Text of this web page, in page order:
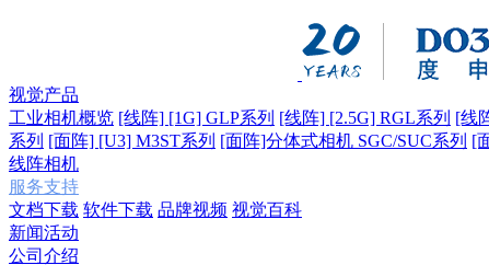
视觉产品
工业相机概览 [线阵] [1G] GLP系列 [线阵] [2.5G] RGL系列 [线
系列 [面阵] [U3] M3ST系列 [面阵]分体式相机 SGC/SUC系列 [
线阵相机
服务支持
文档下载 软件下载 品牌视频 视觉百科
新闻活动
公司介绍